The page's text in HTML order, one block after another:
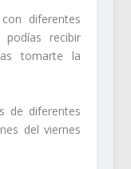
diferentes
podías recibir
tomarte la
de diferentes
del viernes